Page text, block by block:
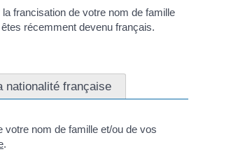
francisation de votre nom de famille
récemment devenu français.
nationalité française
votre nom de famille et/ou de vos
.